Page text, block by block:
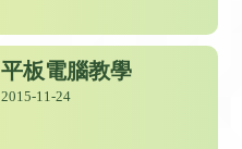
平板電腦教學
2015-11-24